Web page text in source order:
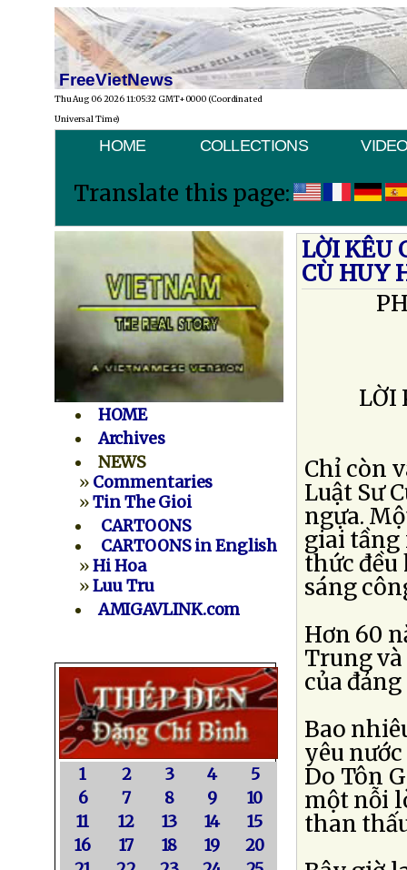
FreeVietNews
Thu Aug 06 2026 11:05:32 GMT+0000 (Coordinated
Universal Time)
HOME COLLECTIONS
Translate this page:
HOME
Archives
NEWS
» Commentaries
»Tin The Gioi
CARTOONS
CARTOONS in English
»Hi Hoa
»Luu Tru
AMIGAVLINK.com
1 2 3 4
5
6
7 8 9
10
11
12 13 14
15
16
17 18 19
20
LỜI KÊU
CÙ HUY
LỜI
Chỉ còn
Luật Sư
ngựa.
giai tầng
thức đều
sáng
Hơn 60
Trung
của
Bao
yêu
Do Tôn
một nỗi
than